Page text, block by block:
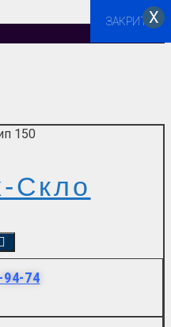
Скло
94-74
ЗАКРИТИХ